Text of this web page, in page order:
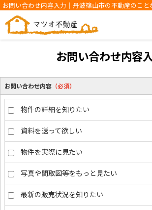
お問い合わせ内容入力｜丹波篠山市の不動産のこ
不動産です
お問い合わせ内容
お問い合わせ内容 （必須）
物件の詳細を知りたい
資料を送って欲しい
物件を実際に見たい
写真や間取図等をもっと見たい
最新の販売状況を知りたい